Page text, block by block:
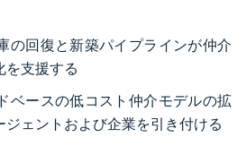
の回復と新築パイプラインが仲介
を支援する
ベースの低コスト仲介モデルの拡
ジェントおよび企業を引き付ける